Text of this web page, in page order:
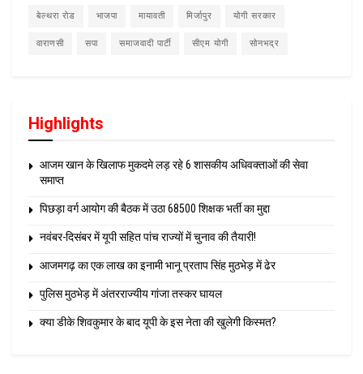
बेल्थरा रोड भाजपा मायावती मिर्जापुर योगी सरकार
वाराणसी सपा समाजवादी पार्टी सीएम योगी सोनभद्र
Highlights
आजम खान के खिलाफ मुकदमे लड़ रहे 6 शासकीय अधिवक्ताओं की सेवा
समाप्त
पिछड़ा वर्ग आयोग की बैठक में उठा 68500 शिक्षक भर्ती का मुद्दा
नवंबर-दिसंबर में यूपी सहित पांच राज्यों में चुनाव की तैयारी!
आजमगढ़ का एक लाख का इनामी भानू प्रताप सिंह मुठभेड़ में ढेर
पुलिस मुठभेड़ में अंतरराज्यीय गांजा तस्कर घायल
क्या डीके शिवकुमार के बाद यूपी के इस नेता की खुलेगी किस्मत?